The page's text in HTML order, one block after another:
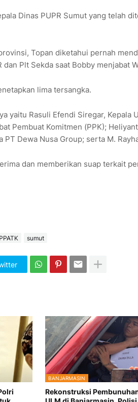
Dinas PUPR Sumut yang telah
Topan diketahui pernah
Plt Sekda saat Bobby menjabat
lima tersangka.
yaitu Rasuli Efendi Siregar, Kepala
Pembuat Komitmen (PPK);
PT Dewa Nusa Group; serta M.
dan memberikan suap terkait
PPATK sumut
BANJARMASIN
Rekonstruksi